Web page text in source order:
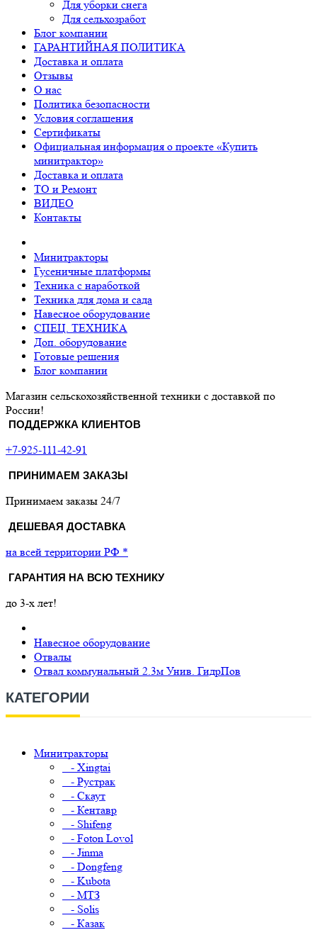
Для уборки снега
Для сельхозработ
Блог компании
ГАРАНТИЙНАЯ ПОЛИТИКА
Доставка и оплата
Отзывы
О нас
Политика безопасности
Условия соглашения
Сертификаты
Официальная информация о проекте «Купить
минитрактор»
Доставка и оплата
ТО и Ремонт
ВИДЕО
Контакты
Минитракторы
Гусеничные платформы
Техника с наработкой
Техника для дома и сада
Навесное оборудование
СПЕЦ. ТЕХНИКА
Доп. оборудование
Готовые решения
Блог компании
Магазин сельскохозяйственной техники с доставкой по
России!
ПОДДЕРЖКА КЛИЕНТОВ
+7-925-111-42-91
ПРИНИМАЕМ ЗАКАЗЫ
Принимаем заказы 24/7
ДЕШЕВАЯ ДОСТАВКА
на всей территории РФ *
ГАРАНТИЯ НА ВСЮ ТЕХНИКУ
до 3-х лет!
Навесное оборудование
Отвалы
Отвал коммунальный 2.3м Унив. ГидрПов
КАТЕГОРИИ
Минитракторы
- Xingtai
- Рустрак
- Скаут
- Кентавр
- Shifeng
- Foton Lovol
- Jinma
- Dongfeng
- Kubota
- МТЗ
- Solis
- Казак